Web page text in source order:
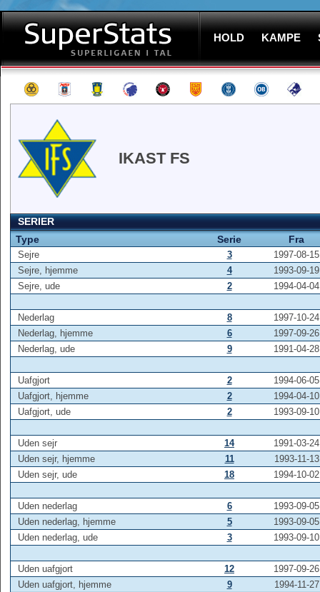
HOLD KAMPE
IKAST FS
SERIER
Type
Serie Fra
Sejre 3
1997-08-15
Sejre, hjemme
4
1993-09-19
Sejre, ude
2 1994-04-04
Nederlag 8
1997-10-24
Nederlag, hjemme
6
1997-09-26
Nederlag, ude
9 1991-04-28
Uafgjort 2
1994-06-05
Uafgjort, hjemme
2
1994-04-10
Uafgjort, ude
2 1993-09-10
Uden sejr 14
1991-03-24
Uden sejr, hjemme
11
1993-11-13
Uden sejr, ude
18 1994-10-02
Uden nederlag 6
1993-09-05
Uden nederlag, hjemme
5
1993-09-05
Uden nederlag, ude
3 1993-09-10
Uden uafgjort 12
1997-09-26
Uden uafgjort, hjemme
9
1994-11-27